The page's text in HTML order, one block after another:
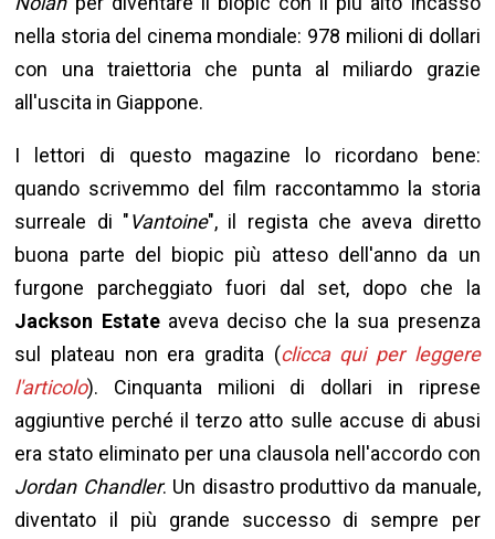
nella storia del cinema mondiale: 978 milioni di dollari
con una traiettoria che punta al miliardo grazie
all'uscita in Giappone.
I lettori di questo magazine lo ricordano bene:
quando scrivemmo del film raccontammo la storia
surreale di "Vantoine", il regista che aveva diretto
buona parte del biopic più atteso dell'anno da un
furgone parcheggiato fuori dal set, dopo che la
Jackson Estateaveva deciso che la sua presenza
sul plateau non era gradita (clicca qui per leggere
l'articolo). Cinquanta milioni di dollari in riprese
aggiuntive perché il terzo atto sulle accuse di abusi
era stato eliminato per una clausola nell'accordo con
Jordan Chandler. Un disastro produttivo da manuale,
diventato il più grande successo di sempre per